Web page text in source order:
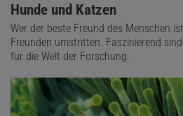
Hunde und Katzen
Wer der beste Freund des Menschen
Freunden umstritten. Faszinierend
für die Welt der Forschung.